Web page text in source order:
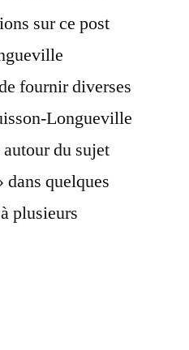
sur ce post
fournir diverses
Longueville
du sujet
quelques
plusieurs